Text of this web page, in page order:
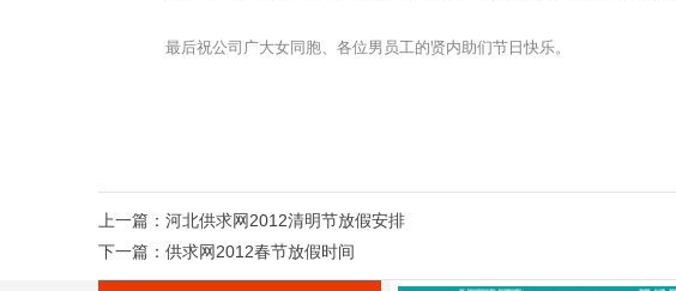
最后祝公司广大女同胞、各位男员工的贤内助们节日快乐。
上一篇： 河北供求网2012清明节放假安排
下一篇： 供求网2012春节放假时间